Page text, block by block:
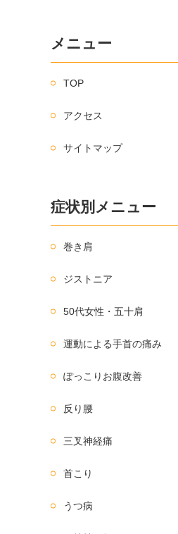
メニュー
TOP
アクセス
サイトマップ
症状別メニュー
巻き肩
ジストニア
50代女性・五十肩
運動による手首の痛み
ぽっこりお腹改善
反り腰
三叉神経痛
首こり
うつ病